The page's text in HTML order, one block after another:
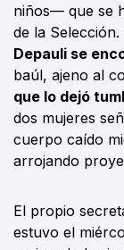
niños— que se
de la
Depauli se
baúl, ajeno al
que lo dejó
dos mujeres
cuerpo caído
arrojando
El propio
estuvo el